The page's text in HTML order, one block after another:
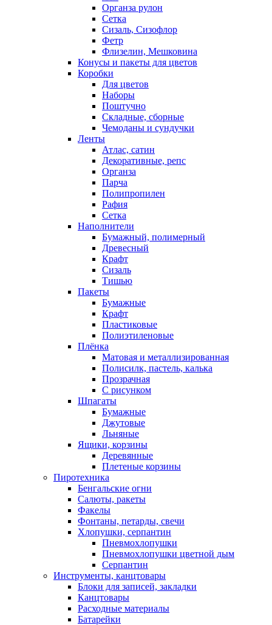
Органза рулон
Сетка
Сизаль, Сизофлор
Фетр
Флизелин, Мешковина
Конусы и пакеты для цветов
Коробки
Для цветов
Наборы
Поштучно
Складные, сборные
Чемоданы и сундучки
Ленты
Атлас, сатин
Декоративные, репс
Органза
Парча
Полипропилен
Рафия
Сетка
Наполнители
Бумажный, полимерный
Древесный
Крафт
Сизаль
Тишью
Пакеты
Бумажные
Крафт
Пластиковые
Полиэтиленовые
Плёнка
Матовая и металлизированная
Полисилк, пастель, калька
Прозрачная
С рисунком
Шпагаты
Бумажные
Джутовые
Льняные
Ящики, корзины
Деревянные
Плетеные корзины
Пиротехника
Бенгальские огни
Салюты, ракеты
Факелы
Фонтаны, петарды, свечи
Хлопушки, серпантин
Пневмохлопушки
Пневмохлопушки цветной дым
Серпантин
Инструменты, канцтовары
Блоки для записей, закладки
Канцтовары
Расходные материалы
Батарейки